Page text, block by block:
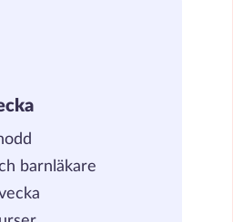
barnläkare